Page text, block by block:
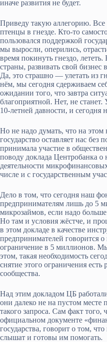
иначе развития не будет.
Приведу такую аллегорию.
птенцы в гнезде. Кто-то
пользовался поддержкой
мы выросли, оперились,
время покинуть гнездо,
страны, развивать свой бизнес
Да, это страшно — улетать из
нём, мы сегодня сдерживаем
ожидании того, что завтра
благоприятной. Нет, не
10-летней давности, и сегодня
Но не надо думать, что на этом
государство оставляет нас без
принимала участие в
поводу доклада Центробанка о
деятельности
числе и с государственным
Дело в том, что сегодня наш
предпринимателям лишь до 5
микрозаймов, если надо
Но там и условия жёстче, и
в этом докладе в качестве
предпринимателей говорится
ограничение в 5 миллионов.
этом, такая необходимость
снятие этого ограничения есть
сообщества.
Над этим докладом ЦБ
они далеко не на пустом месте
такого запроса. Сам факт того,
официальном документе
государства, говорит о том,
слышат и готовы им помогать.